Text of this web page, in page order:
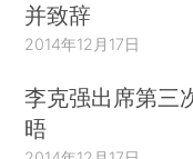
并致辞
2014年12月17日
李克强出席第三
晤